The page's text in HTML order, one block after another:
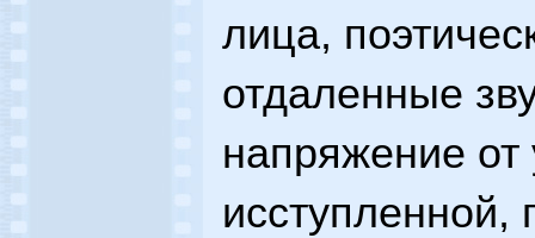
лица,
отдаленные
напряжение от
исступленной,